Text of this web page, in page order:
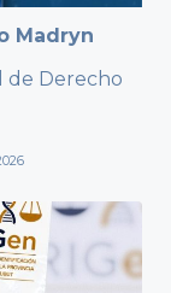
Madryn
de Derecho